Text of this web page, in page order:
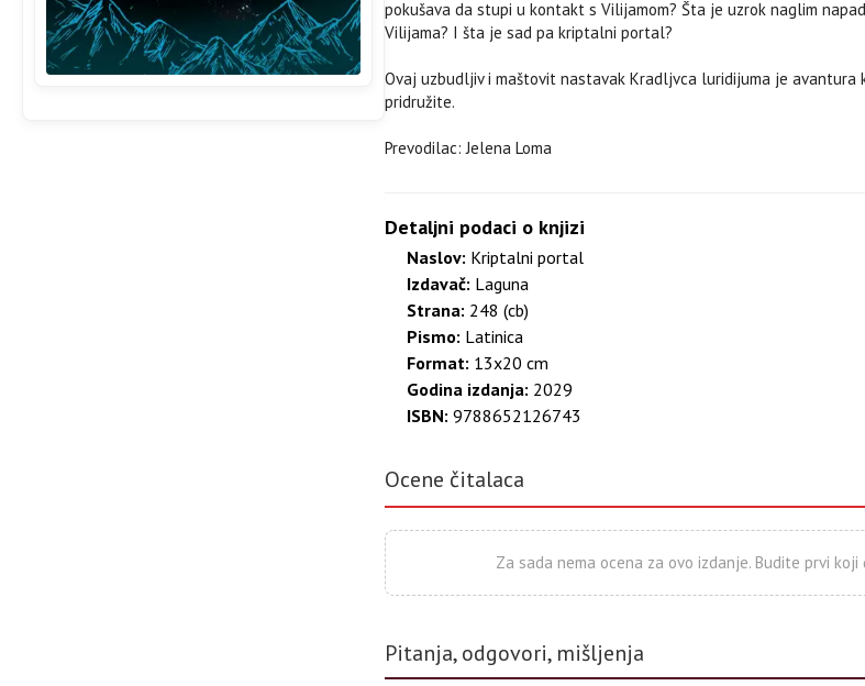
pokušava da stupi u kontakt s Vilijamom? Šta je uzrok naglim
Vilijama? I šta je sad pa kriptalni portal?
Ovaj uzbudljiv i maštovit nastavak Kradljvca luridijuma je avantura
pridružite.
Prevodilac: Jelena Loma
Detaljni podaci o knjizi
Naslov: Kriptalni portal
Izdavač: Laguna
Strana: 248 (cb)
Pismo: Latinica
Format: 13x20 cm
Godina izdanja: 2029
ISBN: 9788652126743
Ocene čitalaca
Za sada nema ocena za ovo izdanje. Budite prvi
Pitanja, odgovori, mišljenja